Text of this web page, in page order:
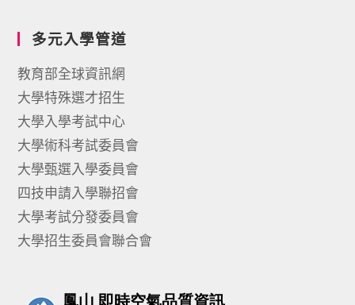
多元入學管道
教育部全球資訊網
大學特殊選才招生
大學入學考試中心
大學術科考試委員會
大學甄選入學委員會
四技申請入學聯招會
大學考試分發委員會
大學招生委員會聯合會